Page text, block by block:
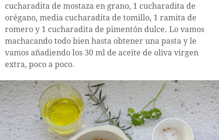
cucharadita de mostaza en grano, 1 cucharadita de
orégano, media cucharadita de tomillo, 1 ramita de
romero y 1 cucharadita de pimentón dulce. Lo vamos
machacando todo bien hasta obtener una pasta y le
vamos añadiendo los 30 ml de aceite de oliva virgen
extra, poco a poco.